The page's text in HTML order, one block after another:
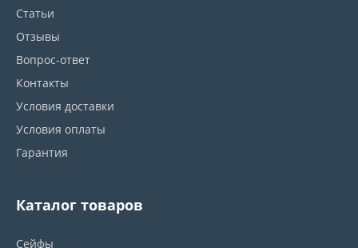
Статьи
Отзывы
Вопрос-ответ
Контакты
Условия доставки
Условия оплаты
Гарантия
Каталог товаров
Сейфы